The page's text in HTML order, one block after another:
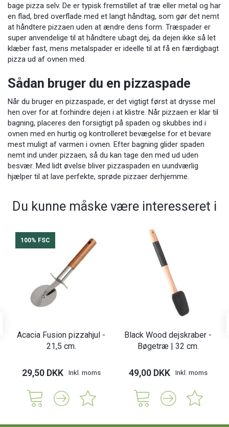
bage pizza selv. De er typisk fremstillet af træ eller metal og har
en flad, bred overflade med et langt håndtag, som gør det nemt
at håndtere pizzaen uden at ændre dens form. Træspader er
super anvendelige til at håndtere ubagt dej, da dejen ikke så let
klæber fast, mens metalspader er ideelle til at få en færdigbagt
pizza ud af ovnen med.
Sådan bruger du en pizzaspade
Når du bruger en pizzaspade, er det vigtigt først at drysse mel
hen over for at forhindre dejen i at klistre. Når pizzaen er klar til
bagning, placeres den forsigtigt på spaden og skubbes ind i
ovnen med en hurtig og kontrolleret bevægelse for et bevare
mest muligt af varmen i ovnen. Efter bagning glider spaden
nemt ind under pizzaen, så du kan tage den med ud uden
besvær. Med lidt øvelse bliver pizzaspaden en uundværlig
hjælper til at lave perfekte, sprøde pizzaer derhjemme.
Du kunne måske være interesseret i
100% FSC
Acacia Fusion pizzahjul -
21,5 cm.
29,50 DKK Inkl. moms
Black Wood dejskraber -
Bøgetræ | 32 cm.
49,00 DKK Inkl. moms